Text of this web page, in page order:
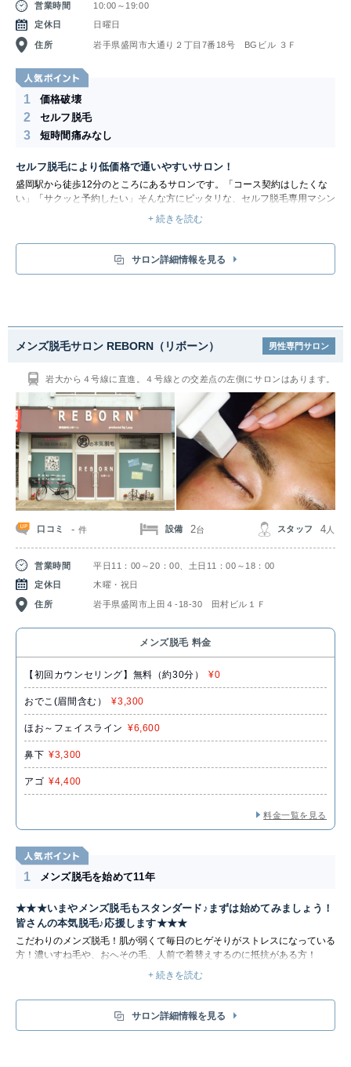
営業時間
10:00～19:00
定休日
日曜日
住所 岩手県盛岡市大通り２丁目7番18号 BGビル ３Ｆ
1 価格破壊
2 セルフ脱毛
3 短時間痛みなし
セルフ脱毛により低価格で通いやすいサロン！
盛岡駅から徒歩12分のところにあるサロンです。「コース契約はしたくな
い」「サクッと予約したい」そんな方にピッタリな、セルフ脱毛専用マシン
パーツも全身もOK!様々なメニューから、男女問わず美と健康のお手伝い！
丁寧なカウンセリングでお客様のご希望を叶える手軽で低価格なトータルサ
ロンとなっています。都度払いOK！当日予約もOKです。メンズブラジリア
+ 続きを読む
サロン詳細情報を見る
メンズ脱毛サロン REBORN（リボーン） 男性専門サロン
岩大から４号線に直進。４号線との交差点の左側にサロンはあります。
口コミ -件 設備 2台 スタッフ 4 人
営業時間
平日11：00～20：00、土日11：00～18：00
定休日
木曜・祝日
住所 岩手県盛岡市上田４-18-30 田村ビル１Ｆ
メンズ脱毛 料金
【初回カウンセリング】無料（約30分） ¥0
おでこ(眉間含む） ¥3,300
ほお～フェイスライン ¥6,600
鼻下 ¥3,300
アゴ ¥4,400
料金一覧を見る
1 メンズ脱毛を始めて11年
★★★いまやメンズ脱毛もスタンダード♪まずは始めてみましょう！
皆さんの本気脱毛♪応援します★★★
こだわりのメンズ脱毛！肌が弱くて毎日のヒゲそりがストレスになっている
方！濃いすね毛や、おへその毛、人前で着替えするのに抵抗がある方！
REBORN【リボーン】はメンズ専門の脱毛サロン！その都度払い＆お手頃
価格で脱毛できるのが魅力！男の本気脱毛、始めるなら今！！新たな人生に
生まれ変わります♪●完全予約制♪
+ 続きを読む
サロン詳細情報を見る